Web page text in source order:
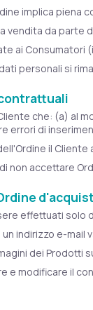
implica piena
vendita da
ai Consumatori
personali si
che: (a) al
errori di
il
non accettare
effettuati solo
indirizzo e-mail
dei Prodotti
e modificare il